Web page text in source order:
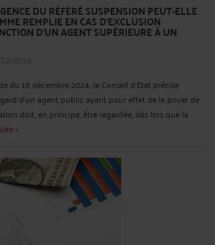
DU RÉFÉRÉ SUSPENSION PEUT-ELLE
REMPLIE EN CAS D’EXCLUSION
D’UN AGENT SUPÉRIEURE À UN
2024
du 18 décembre 2024, le Conseil d’Etat précise
d’un agent public ayant pour effet de le priver de
doit, en principe, être regardée, dès lors que la
>